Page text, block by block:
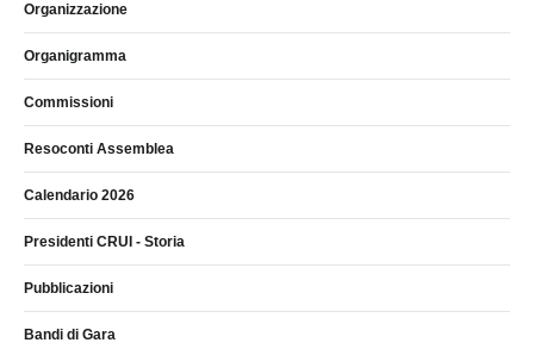
Organizzazione
Organigramma
Commissioni
Resoconti Assemblea
Calendario 2026
Presidenti CRUI - Storia
Pubblicazioni
Bandi di Gara